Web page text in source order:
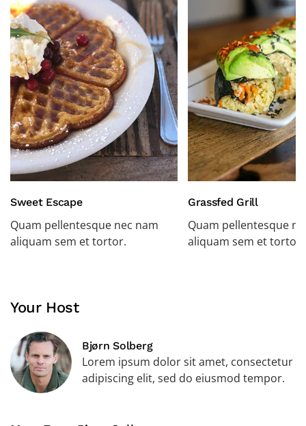
Sweet Escape
Quam pellentesque nec nam
aliquam sem et tortor.
Grassfed Grill
Quam pellentesque
aliquam sem et tortor.
Your Host
Bjørn Solberg
Lorem ipsum dolor sit amet, consectetur
adipiscing elit, sed do eiusmod tempor.